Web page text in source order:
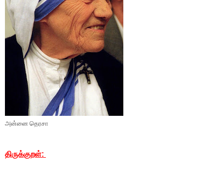
அன்னை தெரசா
திருக்குறள்: